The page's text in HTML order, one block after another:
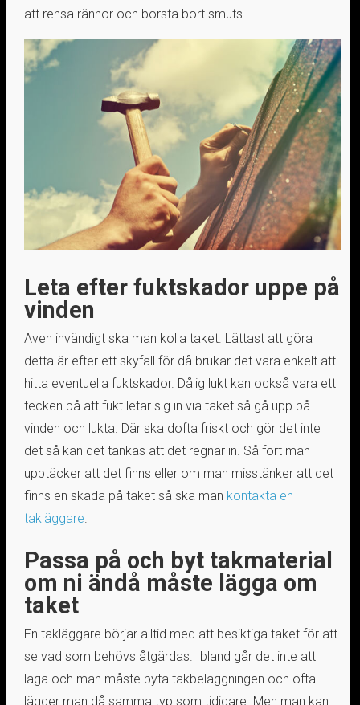
att rensa rännor och borsta bort smuts.
Leta efter fuktskador uppe på
vinden
Även invändigt ska man kolla taket. Lättast att göra
detta är efter ett skyfall för då brukar det vara enkelt att
hitta eventuella fuktskador. Dålig lukt kan också vara ett
tecken på att fukt letar sig in via taket så gå upp på
vinden och lukta. Där ska dofta friskt och gör det inte
det så kan det tänkas att det regnar in. Så fort man
upptäcker att det finns eller om man misstänker att det
finns en skada på taket så ska man kontakta en
takläggare
Passa på och byt takmaterial
om ni ändå måste lägga om
taket
En takläggare börjar alltid med att besiktiga taket för att
se vad som behövs åtgärdas. Ibland går det inte att
laga och man måste byta takbeläggningen och ofta
lägger man då samma typ som tidigare. Men man kan